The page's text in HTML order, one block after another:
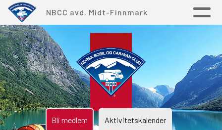
NBCC avd. Midt-Finnmark
Bli medlem Aktivitetskalender